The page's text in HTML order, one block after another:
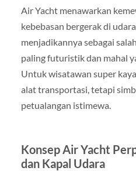
Air Yacht menawarkan
kebebasan bergerak di
menjadikannya sebagai
paling futuristik dan mahal
Untuk wisatawan super
alat transportasi, tetapi
petualangan istimewa.
Konsep Air Yacht
dan Kapal Udara